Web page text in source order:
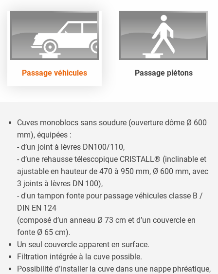
Passage véhicules Passage piétons
Cuves monoblocs sans soudure (ouverture dôme Ø 600
mm), équipées :
- d’un joint à lèvres DN100/110,
- d’une rehausse télescopique CRISTALL® (inclinable et
ajustable en hauteur de 470 à 950 mm, Ø 600 mm, avec
3 joints à lèvres DN 100),
- d'un tampon fonte pour passage véhicules classe B /
DIN EN 124
(composé d’un anneau Ø 73 cm et d’un couvercle en
fonte Ø 65 cm).
Un seul couvercle apparent en surface.
Filtration intégrée à la cuve possible.
Possibilité d’installer la cuve dans une nappe phréatique,